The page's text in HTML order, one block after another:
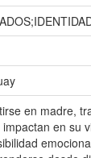
en madre,
en su